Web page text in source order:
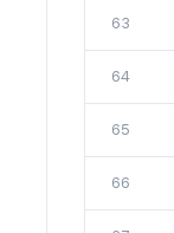
63
64
65
66